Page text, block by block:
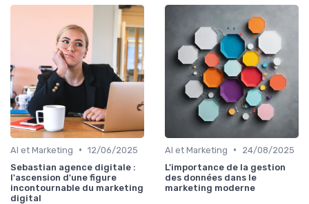
AI et Marketing • 12/06/2025
Sebastian agence digitale :
l'ascension d'une figure
incontournable du marketing
digital
AI et Marketing •
24/08/2025
L'importance de la gestion
des données dans le
marketing moderne